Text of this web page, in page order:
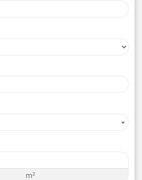
m2